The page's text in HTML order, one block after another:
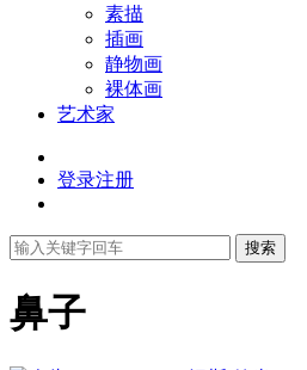
素描
插画
静物画
裸体画
艺术家
登录注册
搜索
鼻子